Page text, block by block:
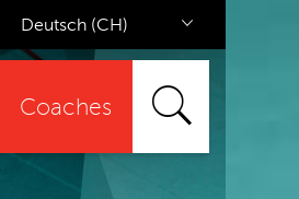
Deutsch (CH)
Coaches